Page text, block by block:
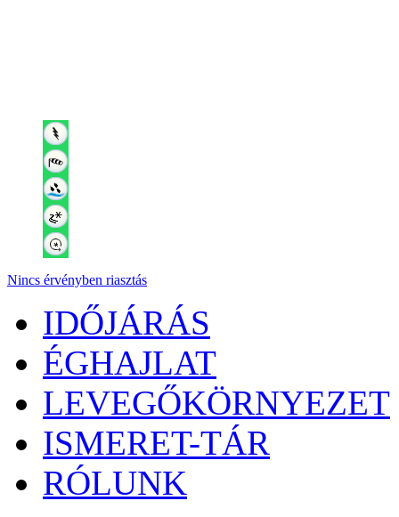
Nincs érvényben riasztás
IDŐJÁRÁS
ÉGHAJLAT
LEVEGŐKÖRNYEZET
ISMERET-TÁR
RÓLUNK